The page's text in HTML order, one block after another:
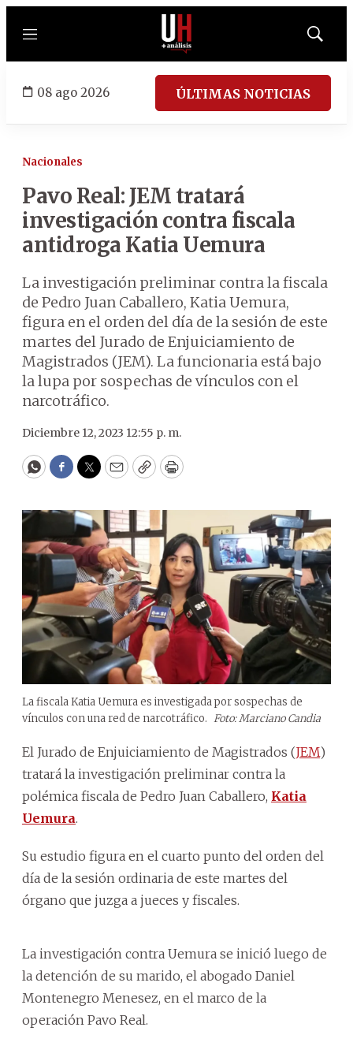
Menú
Mostrar
08 ago 2026 ÚLTIMAS NOTICIAS
Nacionales
Pavo Real: JEM tratará
investigación contra fiscala
antidroga Katia Uemura
La investigación preliminar contra la fiscala
de Pedro Juan Caballero, Katia Uemura,
figura en el orden del día de la sesión de este
martes del Jurado de Enjuiciamiento de
Magistrados (JEM). La funcionaria está bajo
la lupa por sospechas de vínculos con el
narcotráfico.
Diciembre 12, 2023 12:55 p. m.
WhatsApp
Facebook
Twitter
EmailCopyPrint
La fiscala Katia Uemura es investigada por sospechas de
vínculos con una red de narcotráfico. Foto: Marciano Candia
El Jurado de Enjuiciamiento de Magistrados (JEM)
tratará la investigación preliminar contra la
polémica fiscala de Pedro Juan Caballero, Katia
Uemura.
Su estudio figura en el cuarto punto del orden del
día de la sesión ordinaria de este martes del
órgano que juzga a jueces y fiscales.
La investigación contra Uemura se inició luego de
la detención de su marido, el abogado Daniel
Montenegro Menesez, en el marco de la
operación Pavo Real.